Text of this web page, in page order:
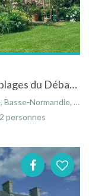
Manoir du 16ième siècle auprès des plages du Débarquement en Basse-Normandie
Normandie, France
personnes